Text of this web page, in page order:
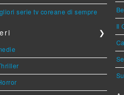
serie tv coreane di sempre
❯
Il